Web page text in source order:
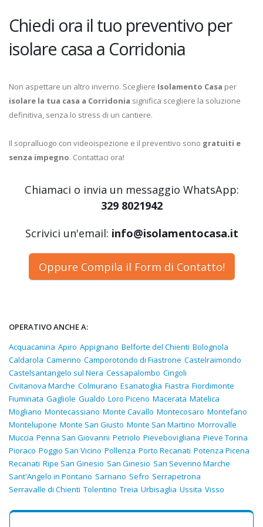
Chiedi ora il tuo preventivo per
isolare casa a Corridonia
Non aspettare un altro inverno. Scegliere Isolamento Casa per
isolare la tua casa a Corridonia significa scegliere la soluzione
definitiva, senza lo stress di un cantiere.
Il sopralluogo con videoispezione e il preventivo sono gratuiti e
senza impegno. Contattaci ora!
Chiamaci o invia un messaggio WhatsApp:
329 8021942
Scrivici un'email: info@isolamentocasa.it
Oppure Compila il Form di Contatto!
OPERATIVO ANCHE A:
Acquacanina Apiro Appignano Belforte del Chienti Bolognola
Caldarola Camerino Camporotondo di Fiastrone Castelraimondo
Castelsantangelo sul Nera Cessapalombo Cingoli
Civitanova Marche Colmurano Esanatoglia Fiastra Fiordimonte
Fiuminata Gagliole Gualdo Loro Piceno Macerata Matelica
Mogliano Montecassiano Monte Cavallo Montecosaro Montefano
Montelupone Monte San Giusto Monte San Martino Morrovalle
Muccia Penna San Giovanni Petriolo Pievebovigliana Pieve Torina
Pioraco Poggio San Vicino Pollenza Porto Recanati Potenza Picena
Recanati Ripe San Ginesio San Ginesio San Severino Marche
Sant'Angelo in Pontano Sarnano Sefro Serrapetrona
Serravalle di Chienti Tolentino Treia Urbisaglia Ussita Visso